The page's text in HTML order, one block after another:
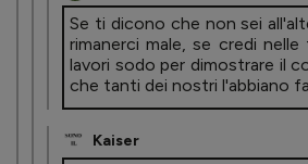
Se ti dicono che non sei
rimanerci male, se credi nelle
lavori sodo per dimostrare il
che tanti dei nostri l'abbiano
Kaiser